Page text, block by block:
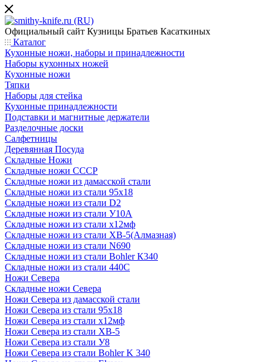
Официальный сайт Кузницы Братьев Касаткиных
Каталог
Кухонные ножи, наборы и принадлежности
Наборы кухонных ножей
Кухонные ножи
Тяпки
Наборы для стейка
Кухонные принадлежности
Подставки и магнитные держатели
Разделочные доски
Салфетницы
Деревянная Посуда
Складные Ножи
Cкладные ножи СССР
Складные ножи из дамасской стали
Складные ножи из стали 95х18
Складные ножи из стали D2
Складные ножи из стали У10А
Складные ножи из стали х12мф
Складные ножи из стали ХВ-5(Алмазная)
Складные ножи из стали N690
Складные ножи из стали Bohler К340
Складные ножи из стали 440С
Ножи Севера
Складные ножи Севера
Ножи Севера из дамасской стали
Ножи Севера из стали 95х18
Ножи Севера из стали х12мф
Ножи Севера из стали ХВ-5
Ножи Севера из стали У8
Ножи Севера из стали Bohler K 340